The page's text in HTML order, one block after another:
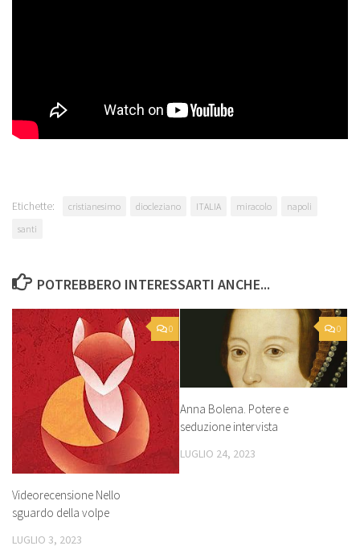
Etichette: cristianesimo diocleziano ITALIA miracolo
napoli
santi
POTREBBERO INTERESSARTI ANCHE...
0
Videorecensione Nello
sguardo della volpe
LUGLIO 3, 2023
0
Anna Bolena. Potere e
seduzione intervista
LUGLIO 24, 2023